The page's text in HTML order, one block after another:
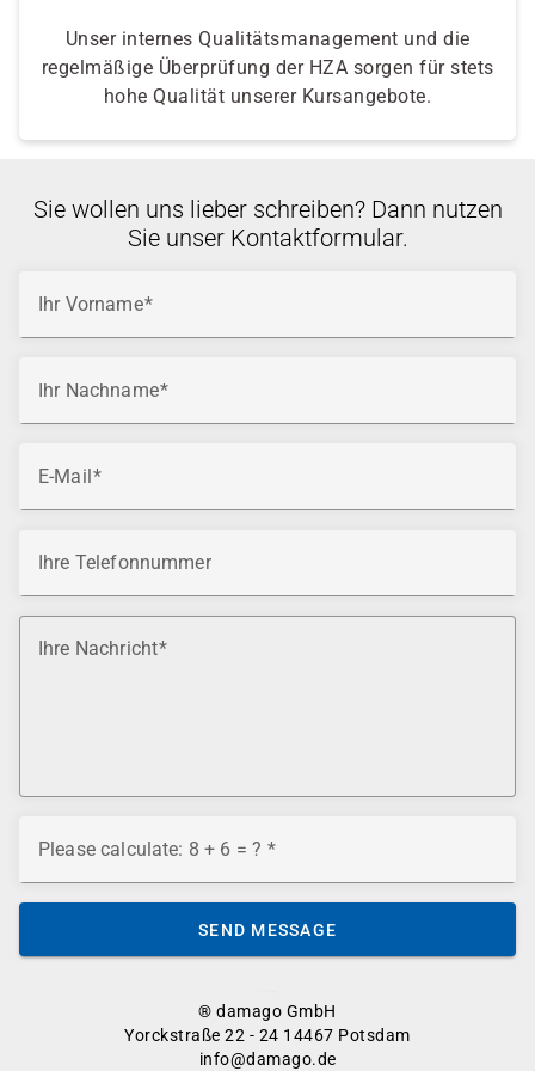
Unser internes Qualitätsmanagement und die
regelmäßige Überprüfung der HZA sorgen für stets
hohe Qualität unserer Kursangebote.
® damago GmbH
Yorckstraße 22 - 24 14467 Potsdam
info@damago.de
Sie wollen uns lieber schreiben? Dann nutzen
Sie unser Kontaktformular.
Ihr Vorname
Ihr Nachname
E-Mail
Ihre Telefonnummer
Ihre Nachricht
Please calculate: 8 + 6 = ?
SEND MESSAGE